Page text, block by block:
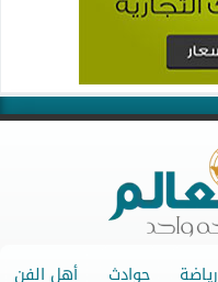
رياضة حوادث أهل الفن